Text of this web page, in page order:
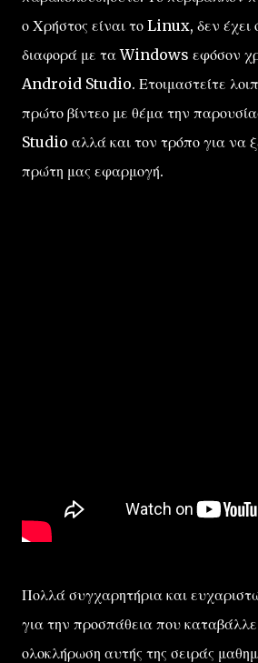
ο Χρήστος είναι το Linux, δεν έχει
διαφορά με τα Windows εφόσον
Android Studio. Ετοιμαστείτε
πρώτο βίντεο με θέμα την
Studio αλλά και τον τρόπο για να
πρώτη μας εφαρμογή.
Πολλά συγχαρητήρια και
για την προσπάθεια που
ολοκλήρωση αυτής της σειράς